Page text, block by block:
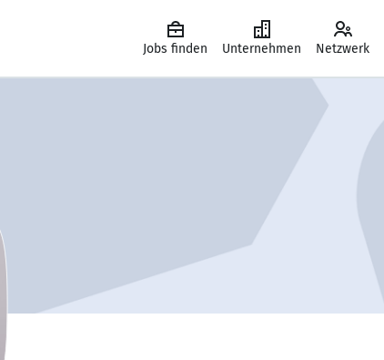
Jobs finden Unternehmen Netzwerk